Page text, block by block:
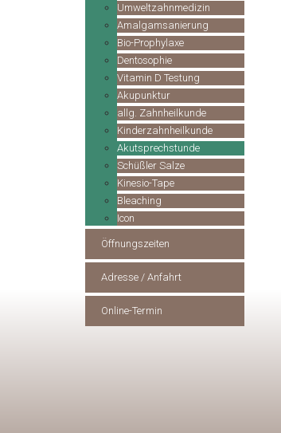
Umweltzahnmedizin
Amalgamsanierung
Bio-Prophylaxe
Dentosophie
Vitamin D Testung
Akupunktur
allg. Zahnheilkunde
Kinderzahnheilkunde
Akutsprechstunde
Schüßler Salze
Kinesio-Tape
Bleaching
Icon
Öffnungszeiten
Adresse / Anfahrt
Online-Termin